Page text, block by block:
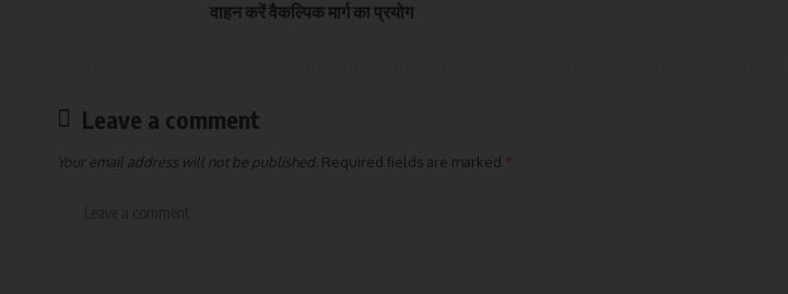
वाहन करें वैकल्पिक मार्ग का प्रयोग
Leave a comment
Your email address will not be published. Required fields are marked *